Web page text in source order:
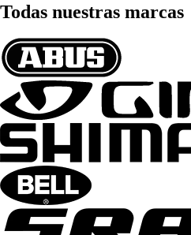
Todas nuestras marcas